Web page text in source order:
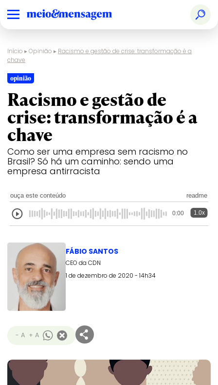
Início ▸Opinião ▸ Racismo e gestão de crise: transformação é a
chave
opinião
Racismo e gestão de
crise: transformação é a
chave
Como ser uma empresa sem racismo no
Brasil? Só há um caminho: sendo uma
empresa antirracista
ouça este conteúdo readme
0:00 1.0x
FÁBIO SANTOS
CEO da CDN
1 de dezembro de 2020 - 14h34
- A + A